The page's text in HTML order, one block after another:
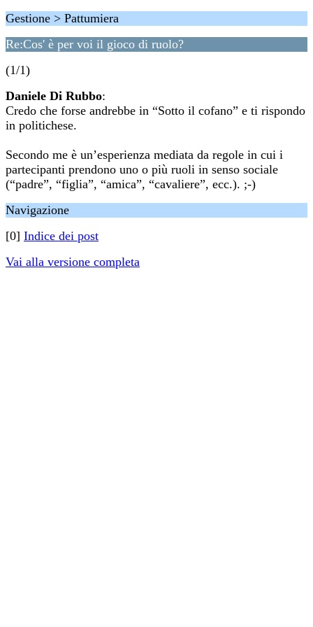
Gestione > Pattumiera
Re:Cos' è per voi il gioco di ruolo?
(1/1)
Daniele Di Rubbo:
Credo che forse andrebbe in “Sotto il cofano” e ti rispondo
in politichese.
Secondo me è un’esperienza mediata da regole in cui i
partecipanti prendono uno o più ruoli in senso sociale
(“padre”, “figlia”, “amica”, “cavaliere”, ecc.). ;-)
Navigazione
[0] Indice dei post
Vai alla versione completa